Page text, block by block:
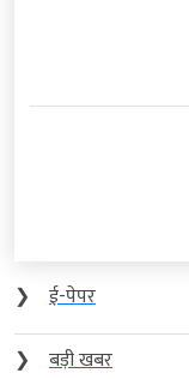
❯
ई-पेपर
❯
बड़ी खबर